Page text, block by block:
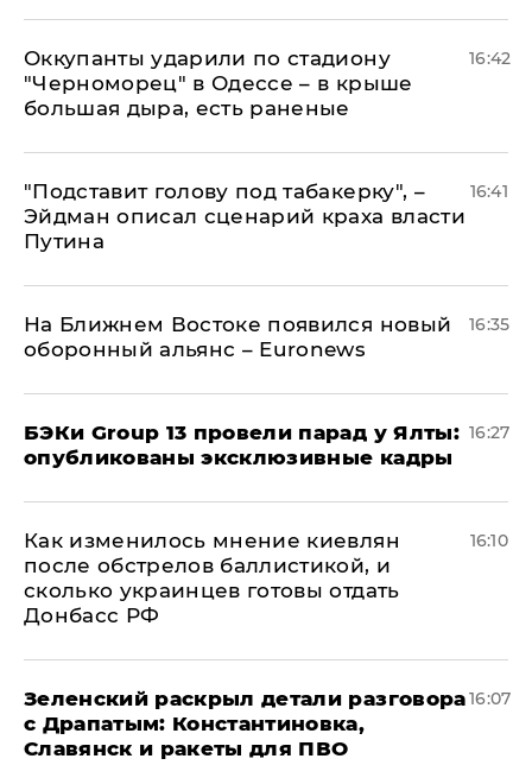
Оккупанты ударили по стадиону
"Черноморец" в Одессе – в крыше
большая дыра, есть раненые
16:42
​"Подставит голову под табакерку", –
Эйдман описал сценарий краха власти
Путина
16:41
На Ближнем Востоке появился новый
оборонный альянс – Euronews
16:35
​БЭКи Group 13 провели парад у Ялты:
опубликованы эксклюзивные кадры
16:27
Как изменилось мнение киевлян
после обстрелов баллистикой, и
сколько украинцев готовы отдать
Донбасс РФ
16:10
​Зеленский раскрыл детали разговора
с Драпатым: Константиновка,
Славянск и ракеты для ПВО
16:07